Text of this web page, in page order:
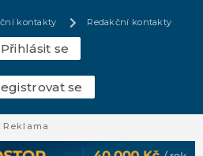
kontakty Redakční kontakty
Přihlásit se
se
Reklama